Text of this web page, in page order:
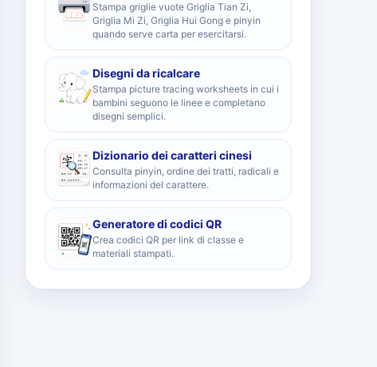
Stampa griglie vuote Griglia Tian Zi,
Griglia Mi Zi, Griglia Hui Gong e pinyin
quando serve carta per esercitarsi.
Disegni da ricalcare
Stampa picture tracing worksheets in cui i
bambini seguono le linee e completano
disegni semplici.
Dizionario dei caratteri cinesi
Consulta pinyin, ordine dei tratti, radicali e
informazioni del carattere.
Generatore di codici QR
Crea codici QR per link di classe e
materiali stampati.